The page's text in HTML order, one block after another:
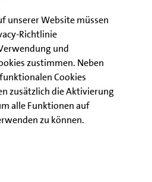
unserer Website müssen
Richtlinie
und
zustimmen. Neben
Cookies
zusätzlich die Aktivierung
alle Funktionen auf
zu können.
ist kostenfrei.
Förder- und